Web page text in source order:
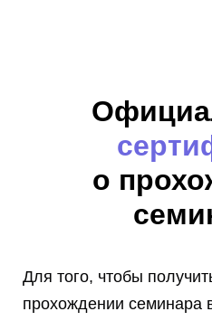
о
Для того, чтобы
прохождении семинара